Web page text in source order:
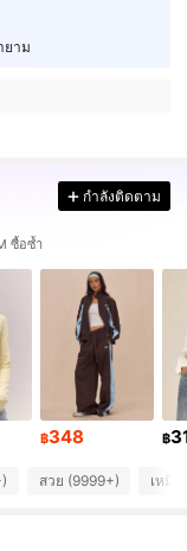
ยาม
กำลังติดตาม
ซื้อซ้ำ
฿348 ฿
สวย (9999+) เหมื